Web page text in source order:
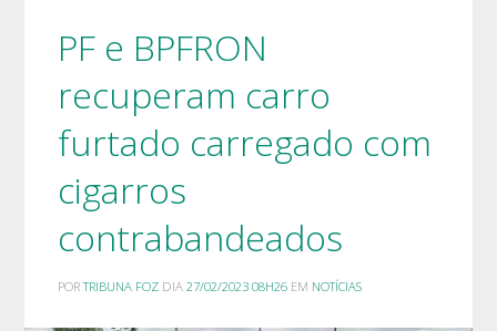
PF e BPFRON
recuperam carro
furtado carregado com
cigarros
contrabandeados
PORTRIBUNA FOZ DIA27/02/2023 08H26 EM NOTÍCIAS